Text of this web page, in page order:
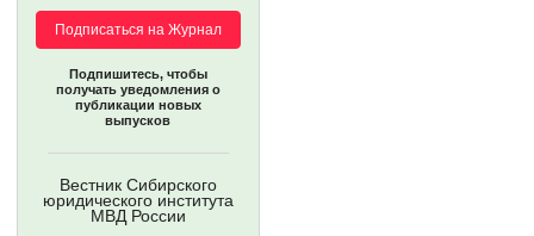
Подписаться на Журнал
Подпишитесь, чтобы
получать уведомления о
публикации новых
выпусков
Вестник Сибирского
юридического института
МВД России